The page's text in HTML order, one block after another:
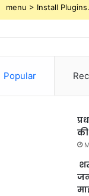
menu > Install Plugins.
Popular